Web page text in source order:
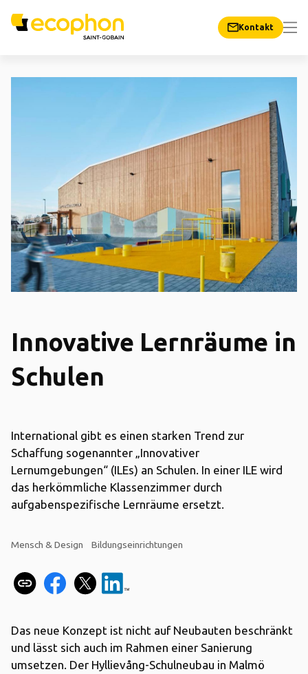
Kontakt
Innovative Lernräume in
Schulen
International gibt es einen starken Trend zur
Schaffung sogenannter „Innovativer
Lernumgebungen“ (ILEs) an Schulen. In einer ILE wird
das herkömmliche Klassenzimmer durch
aufgabenspezifische Lernräume ersetzt.
Mensch & Design Bildungseinrichtungen
Das neue Konzept ist nicht auf Neubauten beschränkt
und lässt sich auch im Rahmen einer Sanierung
umsetzen. Der Hyllievång-Schulneubau in Malmö